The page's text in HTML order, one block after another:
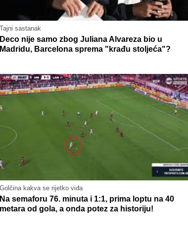
Tajni sastanak
Deco nije samo zbog Juliana Alvareza bio u
Madridu, Barcelona sprema "krađu stoljeća"?
Golčina kakva se rijetko viđa
Na semaforu 76. minuta i 1:1, prima loptu na 40
metara od gola, a onda potez za historiju!